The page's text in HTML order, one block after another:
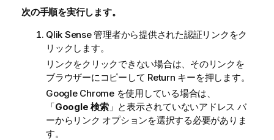
次の手順を実行します。
Qlik Sense管理者から提供された認証リンクをク
リックします。
リンクをクリックできない場合は、そのリンクを
ブラウザーにコピーして Return キーを押します。
Google Chromeを使用している場合は、
「Google 検索」と表示されていないアドレス バ
ーからリンク オプションを選択する必要がありま
す。